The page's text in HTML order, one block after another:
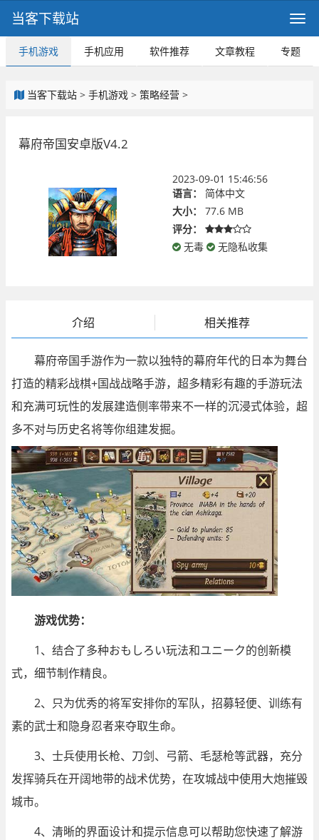
当客下载站
手机游戏 手机应用 软件推荐 文章教程 专题
当客下载站 > 手机游戏 > 策略经营 >
幕府帝国安卓版V4.2
2023-09-01 15:46:56
语言：
简体中文
大小：
77.6 MB
评分：
无毒
无隐私收集
介绍 相关推荐
幕府帝国手游作为一款以独特的幕府年代的日本为舞台
打造的精彩战棋+国战战略手游，超多精彩有趣的手游玩法
和充满可玩性的发展建造侧率带来不一样的沉浸式体验，超
多不对与历史名将等你组建发掘。
游戏优势：
1、结合了多种おもしろい玩法和ユニーク的创新模
式，细节制作精良。
2、只为优秀的将军安排你的军队，招募轻便、训练有
素的武士和隐身忍者来夺取生命。
3、士兵使用长枪、刀剑、弓箭、毛瑟枪等武器，充分
发挥骑兵在开阔地带的战术优势，在攻城战中使用大炮摧毁
城市。
4、清晰的界面设计和提示信息可以帮助您快速了解游